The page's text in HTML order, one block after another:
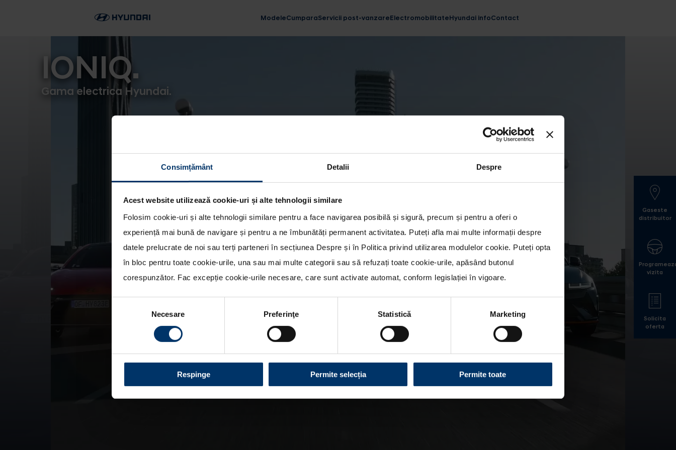
Consimțământ Detalii Despre
Acest website utilizează cookie-uri și alte tehnologii similare
Folosim cookie-uri și alte tehnologii similare pentru a face navigarea posibilă și sigură, precum și pentru a oferi o
experiență mai bună de navigare și pentru a ne îmbunătăți permanent activitatea. Puteți afla mai multe informații despre
datele prelucrate de noi sau terți parteneri în secțiunea Despre și în Politica privind utilizarea modulelor cookie. Puteți opta
în bloc pentru toate cookie-urile, una sau mai multe categorii sau să refuzați toate cookie-urile, apăsând butonul
corespunzător. Fac excepție cookie-urile necesare, care sunt activate automat, conform legislației în vigoare.
consimțământului
Necesare Preferinţe Statistică Marketing
Respinge Permite selecția Permite toate
IONIQ.
Gama electrica Hyundai.
ModeleCumparaServicii post-vanzareElectromobilitateHyundai infoContact
Gaseste
distribuitor
vizita
Solicita
oferta